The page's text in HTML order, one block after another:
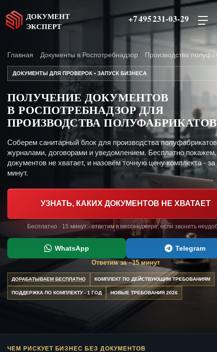
ДОКУМЕНТ
ЭКСПЕРТ
+7 495 231-03-29
Главная Документы в Роспотребнадзор Производства
ДОКУМЕНТЫ ДЛЯ ПРОВЕРОК • ЗАПУСК БИЗНЕСА
ПОЛУЧЕНИЕ ДОКУМЕНТОВ
В РОСПОТРЕБНАДЗОР ДЛЯ
ПРОИЗВОДСТВА ПОЛУФАБРИКАТОВ
Соберем санитарный блок для производства
журналами, договорами и уведомлением. Бесплатно покажем,
документов не хватает, и назовём точную цену комплекта - за
минут.
УЗНАТЬ, КАКИХ ДОКУМЕНТОВ НЕ ХВАТАЕТ
Бесплатно · 15 минут · ответим в мессенджере, если звонить
WhatsApp Telegram
Ответим за ~15 минут
ДОРАБАТЫВАЕМ БЕСПЛАТНО КОМПЛЕКТ ПО ДЕЙСТВУЮЩИМ ТРЕБОВАНИЯМ
ПОДДЕРЖКА ПО КОМПЛЕКТУ - 1 ГОД НОВЫЕ ТРЕБОВАНИЯ 2026
ЧЕМ РИСКУЕТ БИЗНЕС БЕЗ ДОКУМЕНТОВ